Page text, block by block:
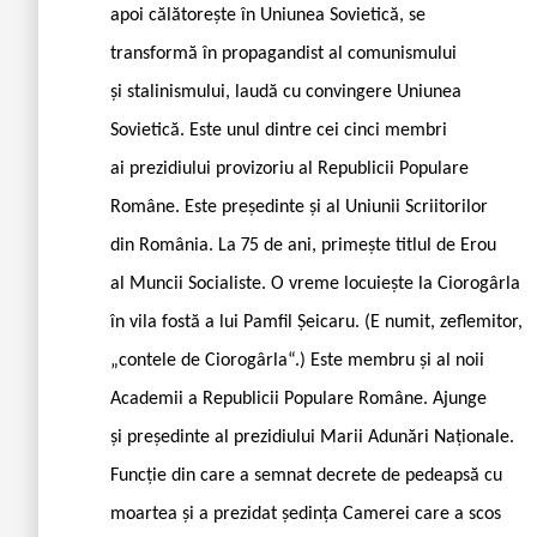
apoi călătorește în Uniunea Sovietică, se
transformă în propagandist al comunismului
și stalinismului, laudă cu convingere Uniunea
Sovietică. Este unul dintre cei cinci membri
ai prezidiului provizoriu al Republicii Populare
Române. Este președinte și al Uniunii Scriitorilor
din România. La 75 de ani, primește titlul de Erou
al Muncii Socialiste. O vreme locuiește la Ciorogârla
în vila fostă a lui Pamfil Șeicaru. (E numit, zeflemitor,
„contele de Ciorogârla“.) Este membru și al noii
Academii a Republicii Populare Române. Ajunge
și președinte al prezidiului Marii Adunări Naționale.
Funcție din care a semnat decrete de pedeapsă cu
moartea și a prezidat ședința Camerei care a scos